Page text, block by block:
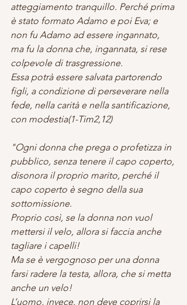
atteggiamento tranquillo. Perché prima
è stato formato Adamo e poi Eva; e
non fu Adamo ad essere ingannato,
ma fu la donna che, ingannata, si rese
colpevole di trasgressione.
Essa potrà essere salvata partorendo
figli, a condizione di perseverare nella
fede, nella carità e nella santificazione,
con modestia(1-Tim2,12)
"Ogni donna che prega o profetizza in
pubblico, senza tenere il capo coperto,
disonora il proprio marito, perché il
capo coperto è segno della sua
sottomissione.
Proprio così, se la donna non vuol
mettersi il velo, allora si faccia anche
tagliare i capelli!
Ma se è vergognoso per una donna
farsi radere la testa, allora, che si metta
anche un velo!
L’uomo, invece, non deve coprirsi la